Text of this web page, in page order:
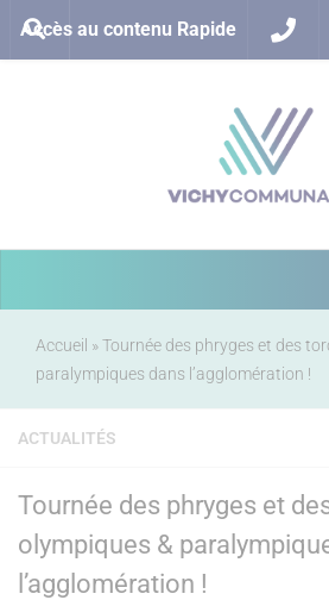
Accès au contenu Rapide
Accueil »Tournée des phryges et des
paralympiques dans l’agglomération !
ACTUALITÉS
Tournée des phryges et
olympiques &
l’agglomération !